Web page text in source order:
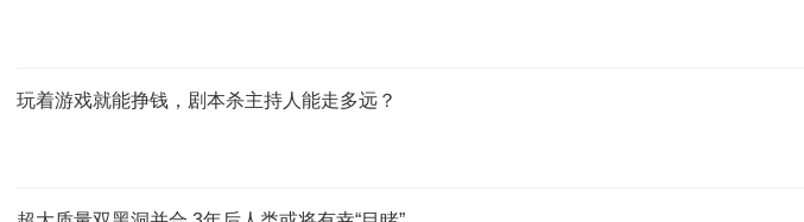
玩着游戏就能挣钱，剧本杀主持人能走多远？